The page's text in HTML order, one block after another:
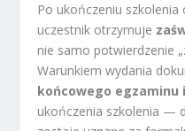
Po ukończeniu
uczestnik otrzymuje
nie samo potwierdzenie
Warunkiem wydania
końcowego
ukończenia szkolenia —